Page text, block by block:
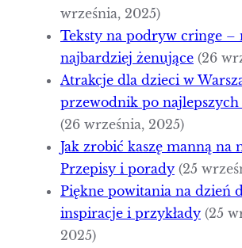
września, 2025)
Teksty na podryw cringe –
najbardziej żenujące (26
Atrakcje dla dzieci w
przewodnik po najlepszych
(26 września, 2025)
Jak zrobić kaszę manną na
Przepisy i porady (25
Piękne powitania na dzień
inspiracje i przykłady (25
2025)